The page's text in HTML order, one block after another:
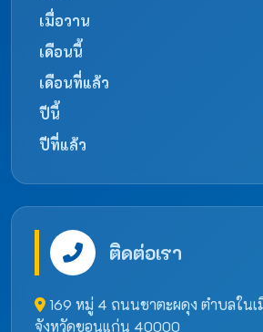
เมื่อวาน
เดือนนี้
เดือนที่แล้ว
ปีนี้
ปีที่แล้ว
ติดต่อเรา
169 หมู่ 4 ถนนชาตะผดุง ตำบลในเ
จังหวัดขอนแก่น 40000